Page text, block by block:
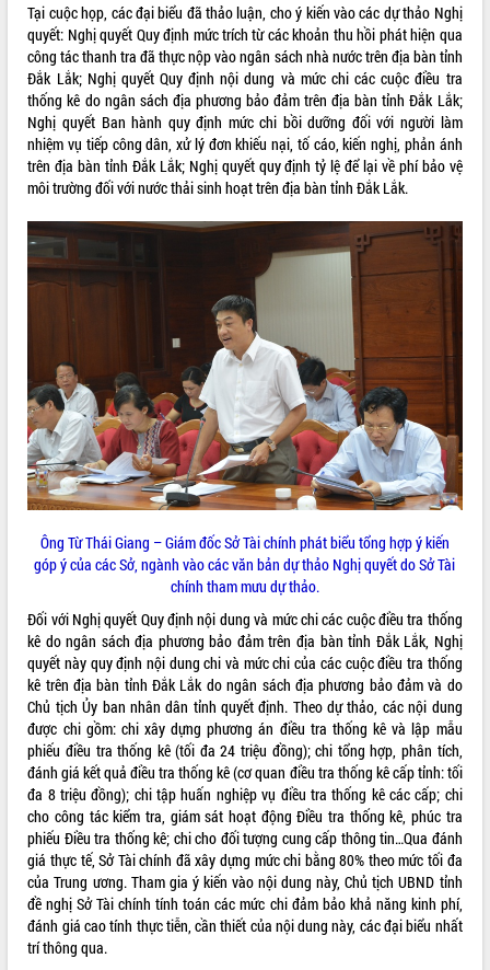
VIDEO
Loading the player...
Trailer Lễ hội Sầu riêng Đắk Lắk năm
Khám bệnh, cấp phát thuốc miễn phí
và tặng quà người dân xã Cư Pui
Hội nghị UBND tỉnh Đắk Lắk thường kỳ
tháng 7/2026
Lễ truy tặng danh hiệu “Bà Mẹ Việt
Nam Anh hùng” và trao Huân chương
Lao động
UBND tỉnh Đắk Lắk triển khai nhiệm
vụ 6 tháng cuối năm 2026
Kỳ họp thứ Hai, Hội đồng nhân dân
quan trọng
Bí thư Tỉnh ủy Lương Nguyễn Minh
Triết thăm, tặng quà người có công với
cách mạng
Rà soát, hoàn thiện hệ thống thiết chế
văn hóa, thể thao đáp ứng yêu cầu
phát triển mới
Thường trực HĐND tỉnh Đắk Lắk gặp
mặt Đoàn chuyên gia y tế TP. Hồ Chí
Minh
Lễ truy điệu và an táng hài cốt liệt sĩ
tại Nghĩa trang Liệt sĩ xã Sơn Hòa
Bàn giải pháp tháo gỡ khó khăn trong
xuất khẩu sầu riêng và triển khai quy
định EUDR
ALBUM ẢNH
LIÊN KẾT WEB
THỐNG KÊ TRUY CẬP
Hôm nay: 23075
Tất cả:
66108743
Tại cuộc họp, các đại biểu đã thảo luận, cho ý kiến vào các dự thảo Nghị
quyết: Nghị quyết Quy định mức trích từ các khoản thu hồi phát hiện qua
công tác thanh tra đã thực nộp vào ngân sách nhà nước trên địa bàn tỉnh
Đắk Lắk; Nghị quyết Quy định nội dung và mức chi các cuộc điều tra
thống kê do ngân sách địa phương bảo đảm trên địa bàn tỉnh Đắk Lắk;
Nghị quyết Ban hành quy định mức chi bồi dưỡng đối với người làm
nhiệm vụ tiếp công dân, xử lý đơn khiếu nại, tố cáo, kiến nghị, phản ánh
trên địa bàn tỉnh Đắk Lắk; Nghị quyết quy định tỷ lệ để lại về phí bảo vệ
môi trường đối với nước thải sinh hoạt trên địa bàn tỉnh Đắk Lắk.
Ông Từ Thái Giang – Giám đốc Sở Tài chính phát biểu tổng hợp ý kiến
góp ý của các Sở, ngành vào các văn bản dự thảo Nghị quyết do Sở Tài
chính tham mưu dự thảo.
Đối với Nghị quyết Quy định nội dung và mức chi các cuộc điều tra thống
kê do ngân sách địa phương bảo đảm trên địa bàn tỉnh Đắk Lắk, Nghị
quyết này quy định nội dung chi và mức chi của các cuộc điều tra thống
kê trên địa bàn tỉnh Đắk Lắk do ngân sách địa phương bảo đảm và do
Chủ tịch Ủy ban nhân dân tỉnh quyết định. Theo dự thảo, các nội dung
được chi gồm: chi xây dựng phương án điều tra thống kê và lập mẫu
phiếu điều tra thống kê (tối đa 24 triệu đồng); chi tổng hợp, phân tích,
đánh giá kết quả điều tra thống kê (cơ quan điều tra thống kê cấp tỉnh: tối
đa 8 triệu đồng); chi tập huấn nghiệp vụ điều tra thống kê các cấp; chi
cho công tác kiểm tra, giám sát hoạt động Điều tra thống kê, phúc tra
phiếu Điều tra thống kê; chi cho đối tượng cung cấp thông tin…Qua đánh
giá thực tế, Sở Tài chính đã xây dựng mức chi bằng 80% theo mức tối đa
của Trung ương. Tham gia ý kiến vào nội dung này, Chủ tịch UBND tỉnh
đề nghị Sở Tài chính tính toán các mức chi đảm bảo khả năng kinh phí,
đánh giá cao tính thực tiễn, cần thiết của nội dung này, các đại biểu nhất
trí thông qua.